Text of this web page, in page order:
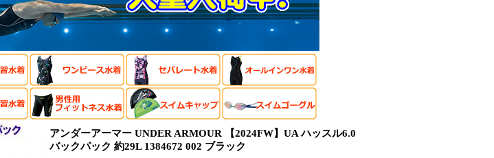
アンダーアーマー UNDER ARMOUR 【2024FW】UA ハッスル6.0
バックパック 約29L 1384672 002 ブラック